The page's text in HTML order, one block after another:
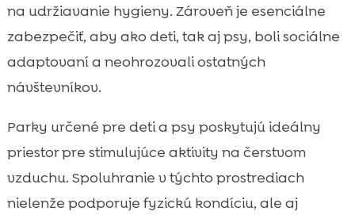
na udržiavanie hygieny. Zároveň je esenciálne
zabezpečiť, aby ako deti, tak aj psy, boli sociálne
adaptovaní a neohrozovali ostatných
návštevníkov.
Parky určené pre deti a psy poskytujú ideálny
priestor pre stimulujúce aktivity na čerstvom
vzduchu. Spoluhranie v týchto prostrediach
nielenže podporuje fyzickú kondíciu, ale aj